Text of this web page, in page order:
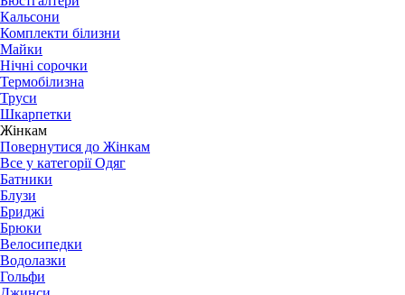
Кальсони
Комплекти білизни
Майки
Нічні сорочки
Термобілизна
Труси
Шкарпетки
Жінкам
Повернутися до Жінкам
Все у категорії Одяг
Батники
Блузи
Бриджі
Брюки
Велосипедки
Водолазки
Гольфи